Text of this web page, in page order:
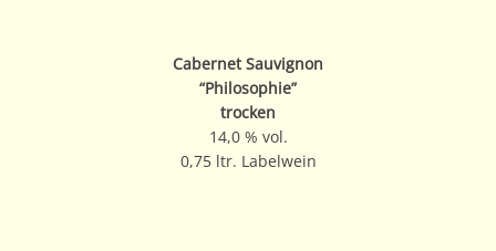
Cabernet Sauvignon
“Philosophie”
trocken
14,0 % vol.
0,75 ltr. Labelwein